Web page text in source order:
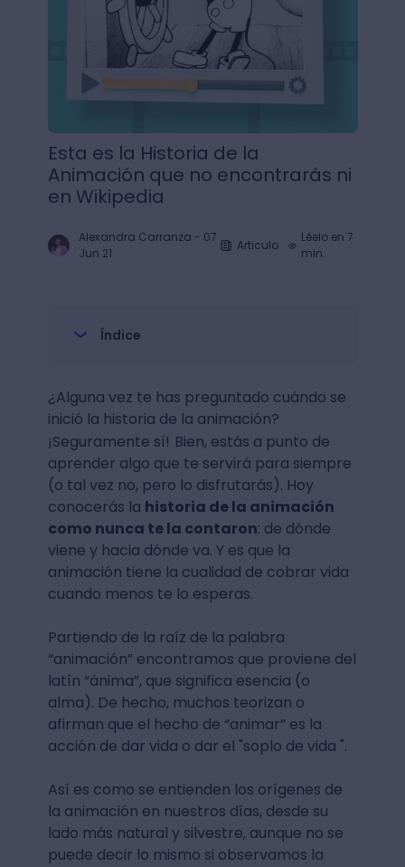
Esta es la Historia de la
Animación que no encontrarás ni
en Wikipedia
Alexandra Carranza - 07
Jun 21
Articulo
Léelo en 7
min.
Índice
¿Alguna vez te has preguntado cuándo se
inició la historia de la animación?
¡Seguramente sí! Bien, estás a punto de
aprender algo que te servirá para siempre
(o tal vez no, pero lo disfrutarás). Hoy
conocerás la historia de la animación
como nunca te la contaron: de dónde
viene y hacia dónde va. Y es que la
animación tiene la cualidad de cobrar vida
cuando menos te lo esperas.
Partiendo de la raíz de la palabra
“animación” encontramos que proviene del
latín “ánima”, que significa esencia (o
alma). De hecho, muchos teorizan o
afirman que el hecho de “animar” es la
acción de dar vida o dar el "soplo de vida ".
Así es como se entienden los orígenes de
la animación en nuestros días, desde su
lado más natural y silvestre, aunque no se
puede decir lo mismo si observamos la